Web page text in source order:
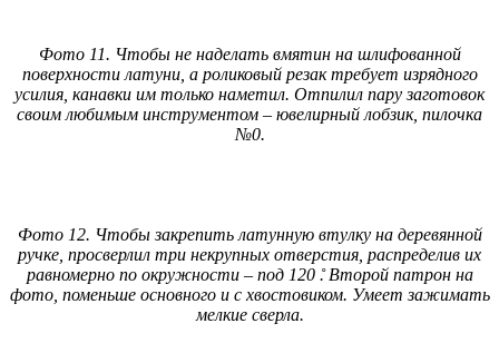
Фото 11. Чтобы не наделать вмятин на шлифованной
поверхности латуни, а роликовый резак требует изрядного
усилия, канавки им только наметил. Отпилил пару заготовок
своим любимым инструментом – ювелирный лобзик, пилочка
№0.
Фото 12. Чтобы закрепить латунную втулку на деревянной
ручке, просверлил три некрупных отверстия, распределив их
равномерно по окружности – под 120 ̊. Второй патрон на
фото, поменьше основного и с хвостовиком. Умеет зажимать
мелкие сверла.